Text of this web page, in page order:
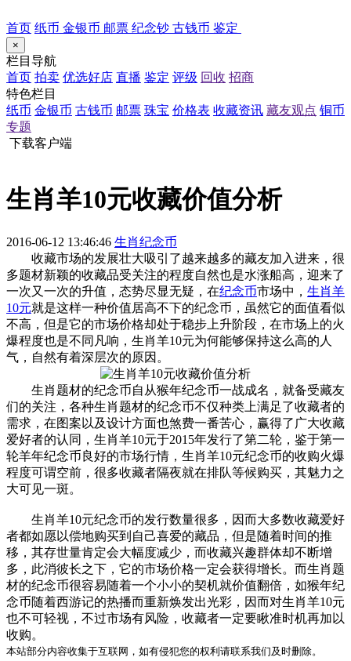
首页 纸币 金银币 邮票 纪念钞 古钱币 鉴定
×
栏目导航
首页 拍卖 优选好店 直播 鉴定 评级 回收 招商
特色栏目
纸币 金银币 古钱币 邮票 珠宝 价格表 收藏资讯 藏友观点 铜币
专题
下载客户端
生肖羊10元收藏价值分析
2016-06-12 13:46:46 生肖纪念币
收藏市场的发展壮大吸引了越来越多的藏友加入进来，很
多题材新颖的收藏品受关注的程度自然也是水涨船高，迎来了
一次又一次的升值，态势尽显无疑，在纪念币市场中， 生肖羊
10元就是这样一种价值居高不下的纪念币，虽然它的面值看似
不高，但是它的市场价格却处于稳步上升阶段，在市场上的火
爆程度也是不同凡响，生肖羊10元为何能够保持这么高的人
气，自然有着深层次的原因。
生肖题材的纪念币自从猴年纪念币一战成名，就备受藏友
们的关注，各种生肖题材的纪念币不仅种类上满足了收藏者的
需求，在图案以及设计方面也煞费一番苦心，赢得了广大收藏
爱好者的认同，生肖羊10元于2015年发行了第二轮，鉴于第一
轮羊年纪念币良好的市场行情，生肖羊10元纪念币的收购火爆
程度可谓空前，很多收藏者隔夜就在排队等候购买，其魅力之
大可见一斑。
生肖羊10元纪念币的发行数量很多，因而大多数收藏爱好
者都如愿以偿地购买到自己喜爱的藏品，但是随着时间的推
移，其存世量肯定会大幅度减少，而收藏兴趣群体却不断增
多，此消彼长之下，它的市场价格一定会获得增长。而生肖题
材的纪念币很容易随着一个小小的契机就价值翻倍，如猴年纪
念币随着西游记的热播而重新焕发出光彩，因而对生肖羊10元
也不可轻视，不过市场有风险，收藏者一定要瞅准时机再加以
收购。
本站部分内容收集于互联网，如有侵犯您的权利请联系我们及时删除。